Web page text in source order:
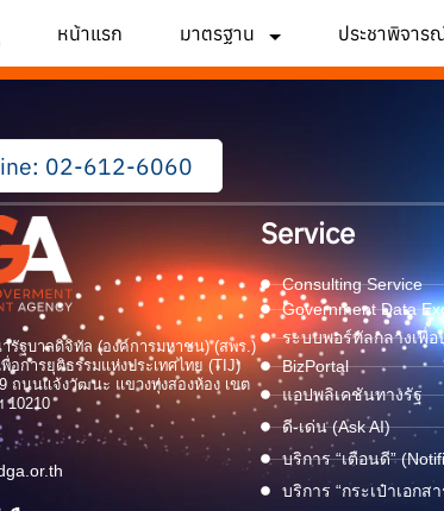
หน้าแรก มาตรฐาน ประชาพิจาร
02-612-6060
รัฐบาลดิจิทัล (องค์การมหาชน) (สพร.)
อการยุติธรรมแห่งประเทศไทย (TIJ)
ถนนแจ้งวัฒนะ แขวงทุ่งสองห้อง เขต
10210
Service
Consulting Service
Government Data
ระบบพอร์ทัลกลางเพื่
BizPortal
แอปพลิเคชันทางรัฐ
ดี-เด่น (Ask AI)
บริการ “เตือนดี”
บริการ “กระเป๋าเอกส